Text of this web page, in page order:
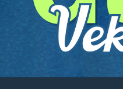
ayrılmaz bir parçasıdır.
kalmayıp etik, yetkinlik ve